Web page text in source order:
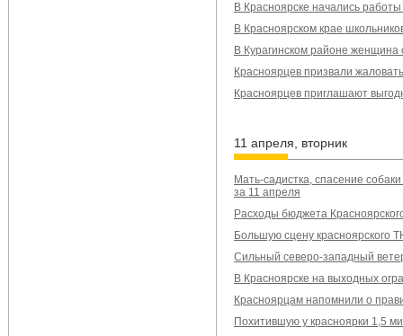
В Красноярске начались
В Красноярском крае
В Курагинском районе
Красноярцев призвали
Красноярцев приглашают
11 апреля, вторник
Мать-садистка, спасение
за 11 апреля
Расходы бюджета
Большую сцену красноярского
Сильный северо-западный
В Красноярске на выходных
Красноярцам напомнили о
Похитившую у красноярки 1,5